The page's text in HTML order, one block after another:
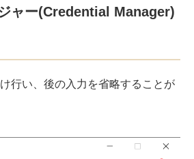
ャー(Credential Manager)
行い、後の入力を省略することが